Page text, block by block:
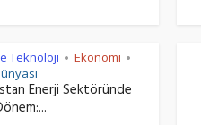
Teknoloji • Ekonomi •
Enerji Sektöründe